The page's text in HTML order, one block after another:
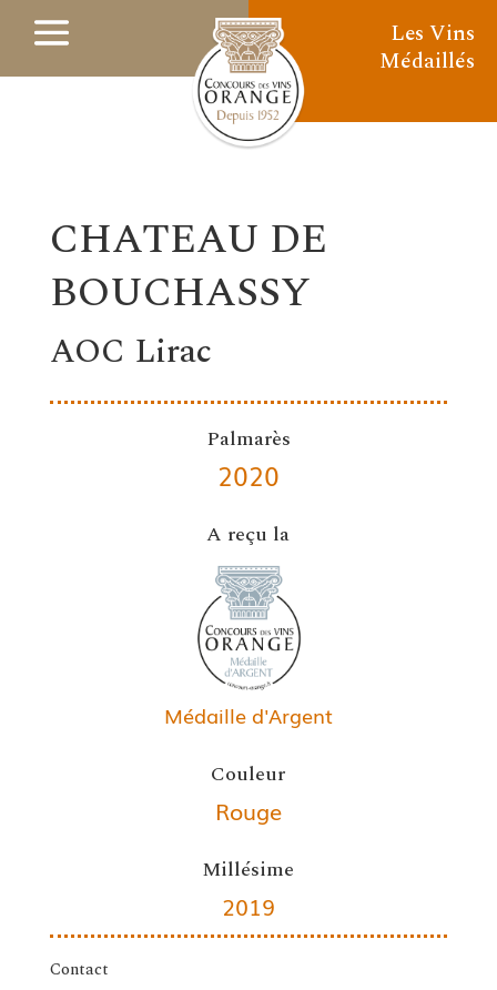
Les Vins
Médaillés
CHATEAU DE
BOUCHASSY
AOC Lirac
Palmarès
2020
A reçu la
Médaille d'Argent
Couleur
Rouge
Millésime
2019
Contact